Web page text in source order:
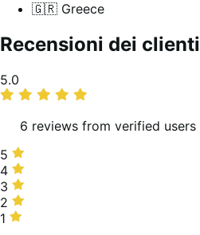
🇬🇷 Greece
Recensioni dei clienti
Valutazione
media
5.0
6 reviews from verified users
5
stelle,
100%
delle
recensioni
5
4
stelle,
0%
delle
4
3
stelle,
0%
3
2
stelle,
2
1
1